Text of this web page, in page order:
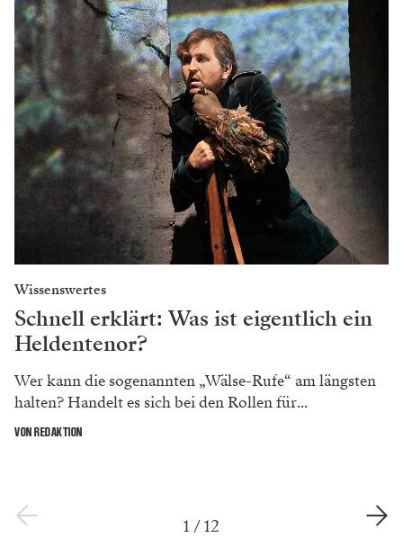
Wissenswertes
Schnell erklärt: Was ist eigentlich ein
Heldentenor?
Wer kann die sogenannten „Wälse-Rufe“ am längsten
halten? Handelt es sich bei den Rollen für...
VON REDAKTION
1 /12